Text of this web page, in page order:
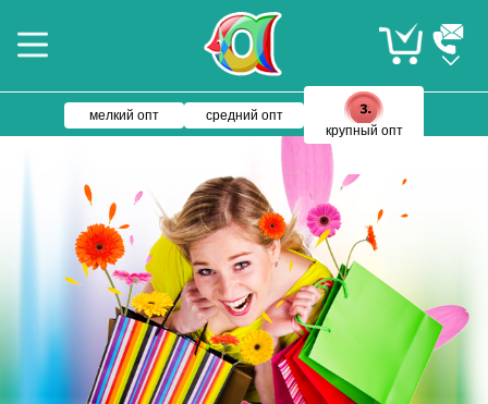
мелкий опт
средний опт
крупный опт